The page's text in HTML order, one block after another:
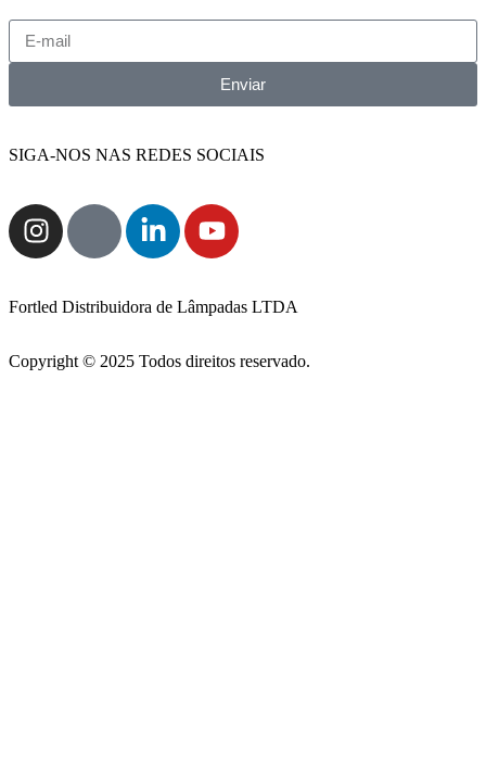
Enviar
SIGA-NOS NAS REDES SOCIAIS
Fortled Distribuidora de Lâmpadas LTDA
Copyright © 2025 Todos direitos reservado.